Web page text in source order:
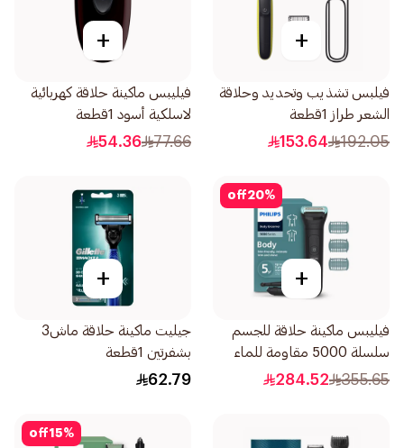
+
فيلبس تشذيب وتحديد وحلاقة
الشعر طراز 1قطعة
192.05
153.64
+
فيليبس ماكينة حلاقة كهربائية
لاسلكية أسود 1قطعة
77.66
54.36
20%
off
+
فيليبس ماكينة حلاقة للجسم
سلسلة 5000 مقاومة للماء
1قطعة
355.65
284.52
+
جيليت ماكينة حلاقة ماش3
بشفرتين 1قطعة
62.79
15%
off